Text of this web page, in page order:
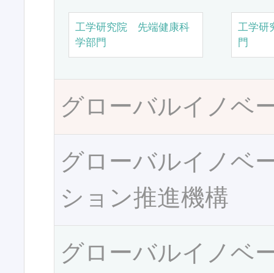
工学研究院 先端健康科
学部門
工学研
門
グローバルイノベ
グローバルイノベ
ション推進機構
グローバルイノベ